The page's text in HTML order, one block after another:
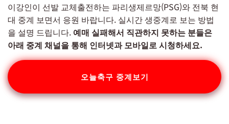
이강인이 선발 교체출전하는 파리생제르망(PSG)와 전북 현
대 중계 보면서 응원 바랍니다. 실시간 생중계로 보는 방법
을 설명 드립니다. 예매 실패해서 직관하지 못하는 분들은
아래 중계 채널을 통해 인터넷과 모바일로 시청하세요.
오늘축구 중계보기